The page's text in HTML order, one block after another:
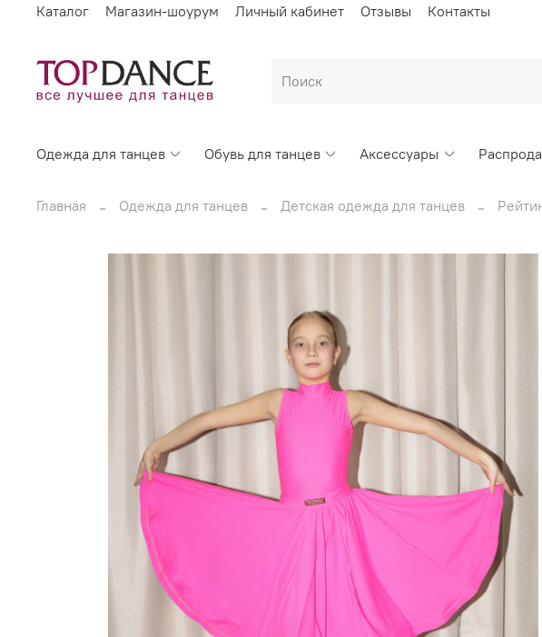
Каталог Магазин-шоурум Личный кабинет Отзывы Контакты
Одежда для танцев Обувь для танцев Аксессуары
Главная Одежда для танцев Детская одежда для танцев